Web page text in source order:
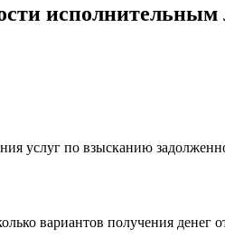
исполнительным
услуг по взысканию
вариантов получения